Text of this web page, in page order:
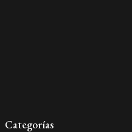
Categorías